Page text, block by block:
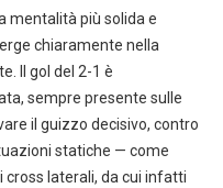
mentalità più solida e
chiaramente nella
Il gol del 2-1 è
sempre presente sulle
il guizzo decisivo, contro
statiche — come
cross laterali, da cui infatti